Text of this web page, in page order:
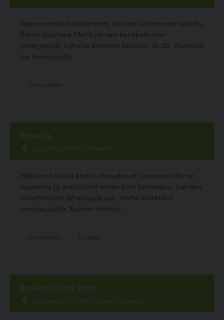
Upea matala hiekkaranta, koirien uittaminen sallittu.
Ranta sijaitsee Menkijärven kesäkahvilan
yhteydessä, kahvila avoinna kesäisin 12-20. Vieressä
iso koirapuisto.
Paws Up
Lautamajantie 76, Orimattila
Häkiton hoitola kodin yhteydessä, jossa koirille on
huoneita ja arkirutiinit aivan kuin kotonakin. Lahden
moottoritien läheisyydessä, mutta kuitenkin
maaseudulla. Koirien hoitoa...
Ravintola Cafe Bank
Linnalantie 55, 54500 Taavetti, Luumäki